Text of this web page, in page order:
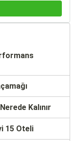
Kalınır
15 Oteli